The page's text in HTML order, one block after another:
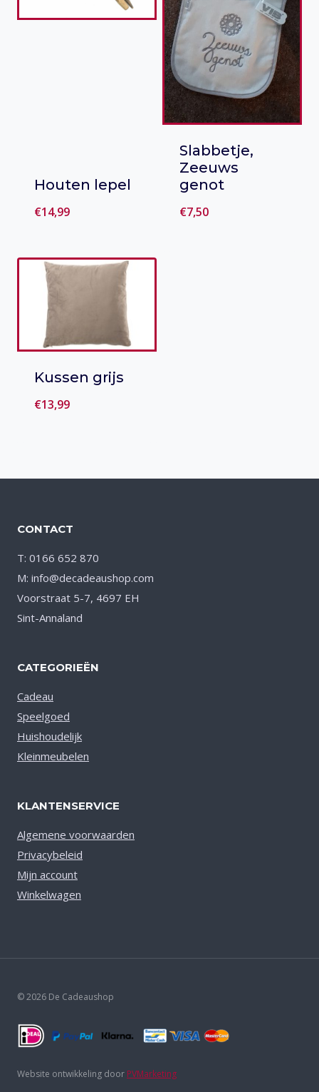
Houten lepel
€14,99
aan verlanglijst
Slabbetje,
Zeeuws
genot
€7,50
Kussen grijs
€13,99
CONTACT
T: 0166 652 870
M: info@decadeaushop.com
Voorstraat 5-7, 4697 EH
Sint-Annaland
CATEGORIEËN
Cadeau
Speelgoed
Huishoudelijk
Kleinmeubelen
KLANTENSERVICE
Algemene voorwaarden
Privacybeleid
Mijn account
Winkelwagen
© 2026 De Cadeaushop
Website ontwikkeling door PVMarketing